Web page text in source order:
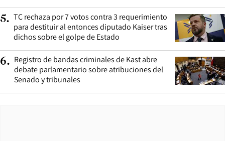
5. TC rechaza por 7 votos contra 3 requerimiento
para destituir al entonces diputado Kaiser tras
dichos sobre el golpe de Estado
6. Registro de bandas criminales de Kast abre
debate parlamentario sobre atribuciones del
Senado y tribunales